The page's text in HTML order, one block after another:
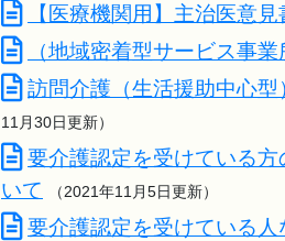
【医療機関用】主治医意
（地域密着型サービス事
訪問介護（生活援助中心
11月30日更新）
要介護認定を受けている
いて
（2021年11月5日更新）
要介護認定を受けている